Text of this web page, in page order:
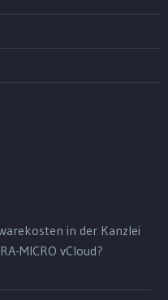
in der Kanzlei
MICRO vCloud?